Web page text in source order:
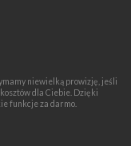
niewielką prowizję, jeśli
dla Ciebie. Dzięki
funkcje za darmo.